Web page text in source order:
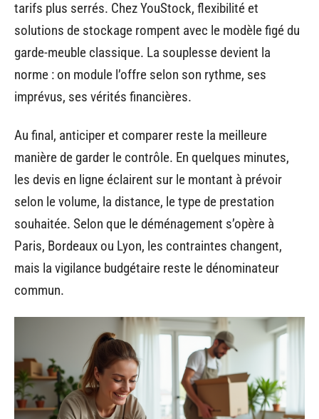
tarifs plus serrés. Chez YouStock, flexibilité et
solutions de stockage rompent avec le modèle figé du
garde-meuble classique. La souplesse devient la
norme : on module l’offre selon son rythme, ses
imprévus, ses vérités financières.
Au final, anticiper et comparer reste la meilleure
manière de garder le contrôle. En quelques minutes,
les devis en ligne éclairent sur le montant à prévoir
selon le volume, la distance, le type de prestation
souhaitée. Selon que le déménagement s’opère à
Paris, Bordeaux ou Lyon, les contraintes changent,
mais la vigilance budgétaire reste le dénominateur
commun.